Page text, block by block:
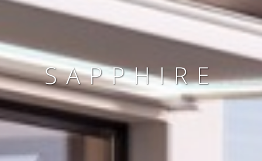
SAPPHIRE